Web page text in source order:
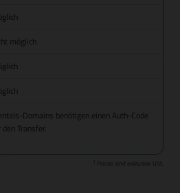
möglich
Domains benötigen einen Auth-Code
den Transfer.
Preise sind exklusive USt.